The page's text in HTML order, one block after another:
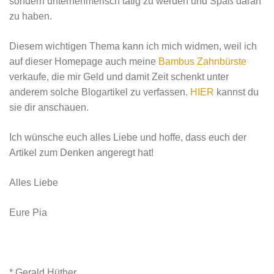
zu haben.
Diesem wichtigen Thema kann ich mich widmen, weil ich
auf dieser Homepage auch meine Bambus Zahnbürste
verkaufe, die mir Geld und damit Zeit schenkt unter
anderem solche Blogartikel zu verfassen. HIER kannst du
sie dir anschauen.
Ich wünsche euch alles Liebe und hoffe, dass euch der
Artikel zum Denken angeregt hat!
Alles Liebe
Eure Pia